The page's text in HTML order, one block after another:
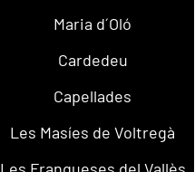
Maria d´Oló
Cardedeu
Capellades
Les Masíes de Voltregà
Les Franqueses del Vallès